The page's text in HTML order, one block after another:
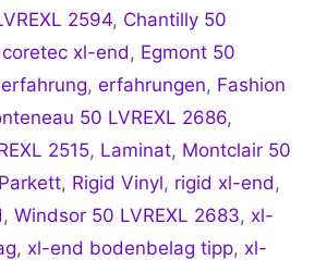
2594, Chantilly 50
coretec xl-end , Egmont 50
erfahrung, erfahrungen, Fashion
50 LVREXL 2686,
2515, Laminat, Montclair 50
Parkett, Rigid Vinyl, rigid xl-end ,
, Windsor 50 LVREXL 2683, xl-
, xl-end bodenbelag tipp, xl-